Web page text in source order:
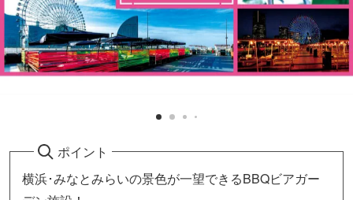
ポイント
横浜･みなとみらいの景色が一望できるBBQビアガー